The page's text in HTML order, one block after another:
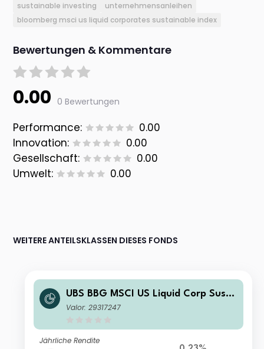
sustainable investing
unternehmensanleihen
bloomberg msci us liquid corporates sustainable index
Bewertungen & Kommentare
0.00 0 Bewertungen
Performance:
0.00
Innovation:
0.00
Gesellschaft:
0.00
Umwelt:
0.00
WEITERE ANTEILSKLASSEN DIESES FONDS
UBS BBG MSCI US Liquid Corp Susta
inable UCITS ETF hGBP dis
Valor: 29317247
Jährliche Rendite